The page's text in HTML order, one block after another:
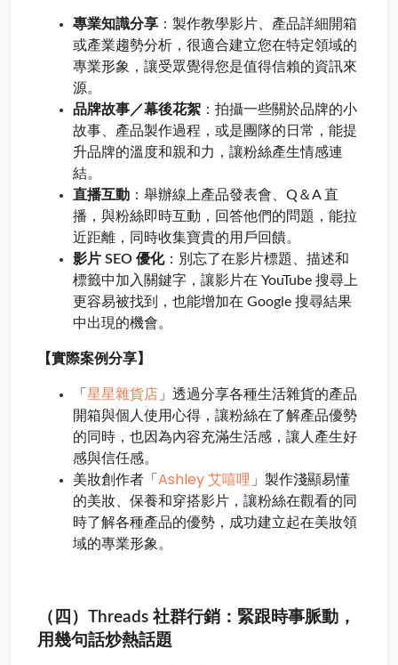
專業知識分享 ：製作教學影片、產品詳細開箱
或產業趨勢分析，很適合建立您在特定領域的
專業形象，讓受眾覺得您是值得信賴的資訊來
源。
品牌故事／幕後花絮 ：拍攝一些關於品牌的小
故事、產品製作過程，或是團隊的日常，能提
升品牌的溫度和親和力，讓粉絲產生情感連
結。
直播互動 ：舉辦線上產品發表會、Q＆A 直
播，與粉絲即時互動，回答他們的問題，能拉
近距離，同時收集寶貴的用戶回饋。
影片 SEO 優化：別忘了在影片標題、描述和
標籤中加入關鍵字，讓影片在 YouTube 搜尋上
更容易被找到，也能增加在 Google 搜尋結果
中出現的機會。
【實際案例分享】
「 星星雜貨店 」透過分享各種生活雜貨的產品
開箱與個人使用心得，讓粉絲在了解產品優勢
的同時，也因為內容充滿生活感，讓人產生好
感與信任感。
美妝創作者「 Ashley 艾嘻哩 」製作淺顯易懂
的美妝、保養和穿搭影片，讓粉絲在觀看的同
時了解各種產品的優勢，成功建立起在美妝領
域的專業形象。
（四）Threads 社群行銷：緊跟時事脈動，
用幾句話炒熱話題